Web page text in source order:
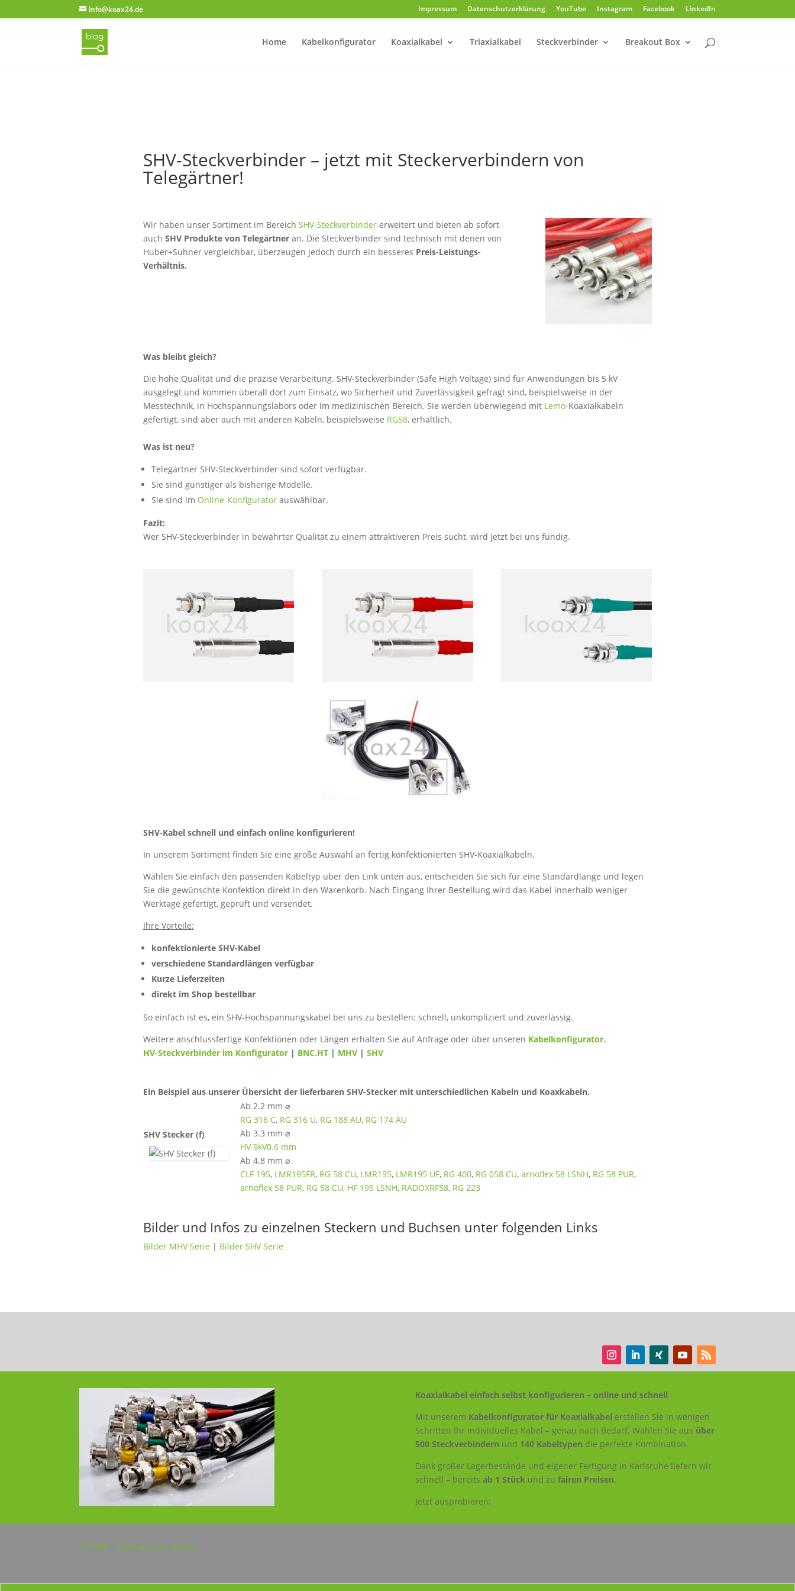
info@koax24.de Impressum Datenschutzerklärung YouTube Instagram Facebook LinkedIn
Home Kabelkonfigurator Koaxialkabel Triaxialkabel Steckverbinder Breakout Box
SHV-Steckverbinder – jetzt mit Steckerverbindern von
Telegärtner!
Wir haben unser Sortiment im Bereich SHV-Steckverbindererweitert und bieten ab sofort
auch SHV Produkte von Telegärtneran. Die Steckverbinder sind technisch mit denen von
Huber+Suhner vergleichbar, überzeugen jedoch durch ein besseres Preis-Leistungs-
Verhältnis.
Was bleibt gleich?
Die hohe Qualität und die präzise Verarbeitung. SHV-Steckverbinder (Safe High Voltage) sind für Anwendungen bis 5 kV
ausgelegt und kommen überall dort zum Einsatz, wo Sicherheit und Zuverlässigkeit gefragt sind, beispielsweise in der
Messtechnik, in Hochspannungslabors oder im medizinischen Bereich. Sie werden überwiegend mit Lemo-Koaxialkabeln
gefertigt, sind aber auch mit anderen Kabeln, beispielsweise RG58, erhältlich.
Was ist neu?
Telegärtner SHV-Steckverbinder sind sofort verfügbar.
Sie sind günstiger als bisherige Modelle.
Sie sind im Online-Konfiguratorauswählbar.
Fazit:
Wer SHV-Steckverbinder in bewährter Qualität zu einem attraktiveren Preis sucht, wird jetzt bei uns fündig.
SHV-Kabel schnell und einfach online konfigurieren!
In unserem Sortiment finden Sie eine große Auswahl an fertig konfektionierten SHV-Koaxialkabeln.
Wählen Sie einfach den passenden Kabeltyp über den Link unten aus, entscheiden Sie sich für eine Standardlänge und legen
Sie die gewünschte Konfektion direkt in den Warenkorb. Nach Eingang Ihrer Bestellung wird das Kabel innerhalb weniger
Werktage gefertigt, geprüft und versendet.
Ihre Vorteile:
konfektionierte SHV-Kabel
verschiedene Standardlängen verfügbar
Kurze Lieferzeiten
direkt im Shop bestellbar
So einfach ist es, ein SHV-Hochspannungskabel bei uns zu bestellen: schnell, unkompliziert und zuverlässig.
Weitere anschlussfertige Konfektionen oder Längen erhalten Sie auf Anfrage oder über unseren Kabelkonfigurator.
HV-Steckverbinder im Konfigurator| BNC.HT| MHV| SHV
Ein Beispiel aus unserer Übersicht der lieferbaren SHV-Stecker mit unterschiedlichen Kabeln und Koaxkabeln.
SHV Stecker (f)
Ab 2.2 mm ⌀
RG 316 C, RG 316 U, RG 188 AU, RG 174 AU
Ab 3.3 mm ⌀
HV 9kV0.6 mm
Ab 4.8 mm ⌀
CLF 195, LMR195FR, RG 58 CU, LMR195, LMR195 UF, RG 400, RG 058 CU, arnoflex 58 LSNH, RG 58 PUR,
arnoflex 58 PUR, RG 58 CU, HF 195 LSNH, RADOXRF58, RG 223
Bilder und Infos zu einzelnen Steckern und Buchsen unter folgenden Links
Bilder MHV Serie| Bilder SHV Serie
Koaxialkabel einfach selbst konfigurieren – online und schnell
Mit unserem Kabelkonfigurator für Koaxialkabel erstellen Sie in wenigen
Schritten Ihr individuelles Kabel – genau nach Bedarf. Wählen Sie aus über
500 Steckverbindern und 140 Kabeltypen die perfekte Kombination.
Dank großer Lagerbestände und eigener Fertigung in Karlsruhe liefern wir
schnell – bereits ab 1 Stückund zu fairen Preisen.
Jetzt ausprobieren:
© 1999 – 2025 arnotec GmbH